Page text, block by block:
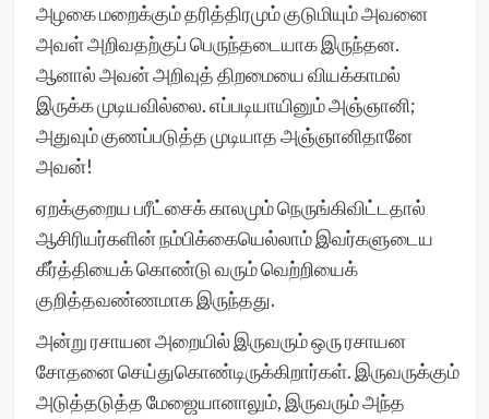
அழகை மறைக்கும் தரித்திரமும் குடுமியும் அவனை
அவள் அறிவதற்குப் பெருந்தடையாக இருந்தன.
ஆனால் அவன் அறிவுத் திறமையை வியக்காமல்
இருக்க முடியவில்லை. எப்படியாயினும் அஞ்ஞானி;
அதுவும் குணப்படுத்த முடியாத அஞ்ஞானிதானே
அவன்!
ஏறக்குறைய பரீட்சைக் காலமும் நெருங்கிவிட்டதால்
ஆசிரியர்களின் நம்பிக்கையெல்லாம் இவர்களுடைய
கீர்த்தியைக் கொண்டு வரும் வெற்றியைக்
குறித்தவண்ணமாக இருந்தது.
அன்று ரசாயன அறையில் இருவரும் ஒரு ரசாயன
சோதனை செய்துகொண்டிருக்கிறார்கள். இருவருக்கும்
அடுத்தடுத்த மேஜையானாலும், இருவரும் அந்த